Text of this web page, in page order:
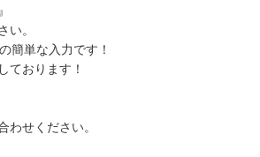
い。
簡単な入力です！
ております！
わせください。